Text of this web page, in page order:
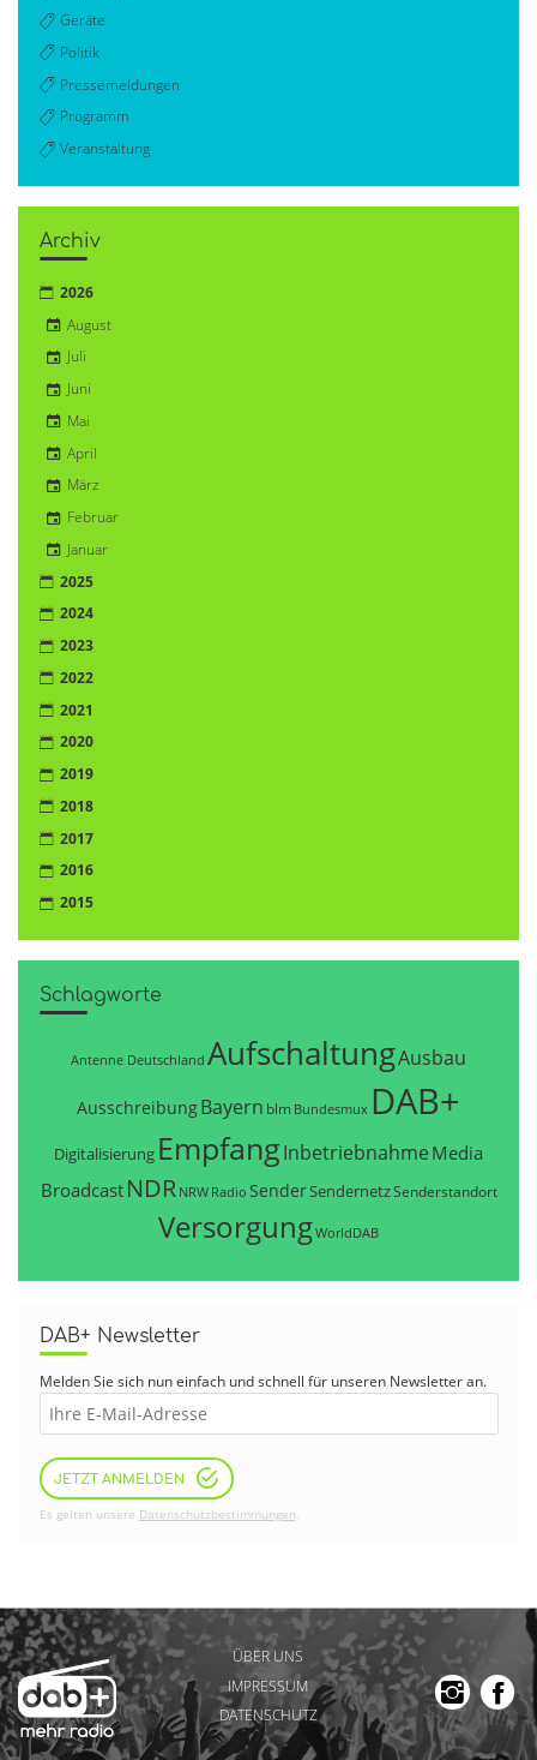
Geräte
Politik
Pressemeldungen
Programm
Veranstaltung
Archiv
2026
August
Juli
Juni
Mai
April
März
Februar
Januar
2025
2024
2023
2022
2021
2020
2019
2018
2017
2016
2015
Schlagworte
Antenne Deutschland AufschaltungAusbau
AusschreibungBayern blm Bundesmux DAB+
Digitalisierung EmpfangInbetriebnahme Media
Broadcast NDR NRW Radio SenderSendernetzSenderstandort
VersorgungWorldDAB
DAB+ Newsletter
Melden Sie sich nun einfach und schnell für unseren Newsletter an.
JETZT ANMELDEN
Es gelten unsere Datenschutzbestimmungen.
ÜBER UNS
IMPRESSUM
DATENSCHUTZ